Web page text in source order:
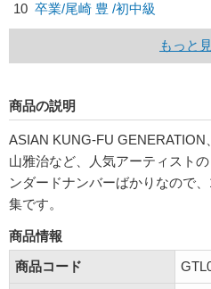
10 卒業/尾崎 豊 /初中級
もっと
商品の説明
ASIAN KUNG-FU GENERATION
山雅治など、人気アーティスト
ンダードナンバーばかりなので
集です。
商品情報
商品コード